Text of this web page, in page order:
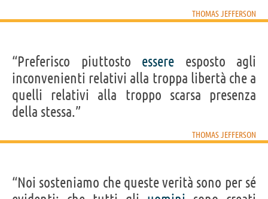
THOMAS JEFFERSON
“Preferisco piuttosto essere esposto agli
inconvenienti relativi alla troppa libertà che a
quelli relativi alla troppo scarsa presenza
della stessa.”
THOMAS JEFFERSON
“Noi sosteniamo che queste verità sono per sé